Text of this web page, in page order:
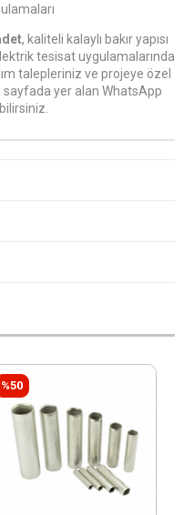
, kaliteli kalaylı bakır yapısı
tesisat uygulamalarında
talepleriniz ve projeye özel
sayfada yer alan WhatsApp
%50